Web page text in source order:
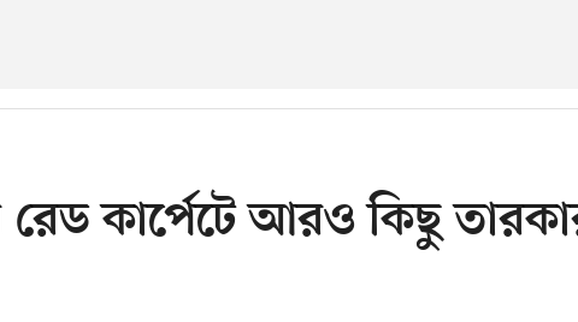
রেড কার্পেটে আরও কিছু